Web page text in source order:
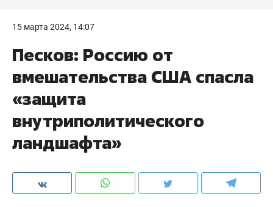
15 марта 2024, 14:07
Песков: Россию от
вмешательства США спасла
«защита
внутриполитического
ландшафта»